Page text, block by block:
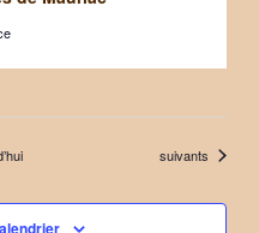
Évènements
suivants